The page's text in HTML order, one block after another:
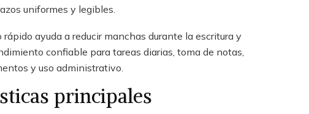
uniformes y legibles.
ayuda a reducir manchas durante la escritura y
confiable para tareas diarias, toma de notas,
y uso administrativo.
principales